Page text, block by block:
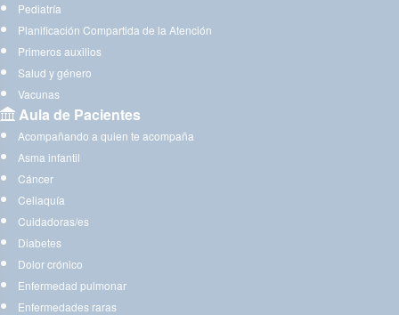
Pediatría
Planificación Compartida de la Atención
Primeros auxilios
Salud y género
Vacunas
Aula de Pacientes
Acompañando a quien te acompaña
Asma infantil
Cáncer
Celiaquía
Cuidadoras/es
Diabetes
Dolor crónico
Enfermedad pulmonar
Enfermedades raras